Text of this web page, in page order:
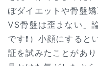
ぼダイエットや骨盤
VS骨盤は歪まない」
です❗）小顔にする
証を試みたことがあ